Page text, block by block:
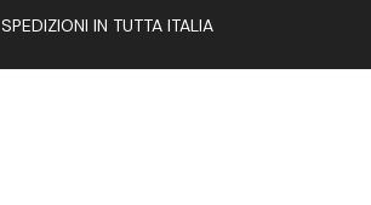
SPEDIZIONI IN TUTTA ITALIA